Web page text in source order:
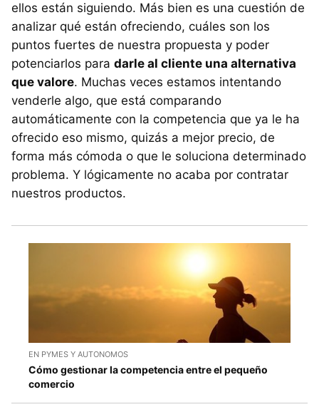
ellos están siguiendo. Más bien es una cuestión de
analizar qué están ofreciendo, cuáles son los
puntos fuertes de nuestra propuesta y poder
potenciarlos para darle al cliente una alternativa
que valore. Muchas veces estamos intentando
venderle algo, que está comparando
automáticamente con la competencia que ya le ha
ofrecido eso mismo, quizás a mejor precio, de
forma más cómoda o que le soluciona determinado
problema. Y lógicamente no acaba por contratar
nuestros productos.
EN PYMES Y AUTONOMOS
Cómo gestionar la competencia entre el pequeño
comercio